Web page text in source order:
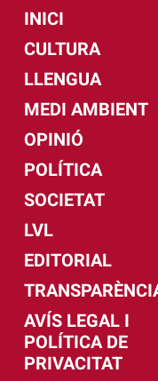
INICI
CULTURA
LLENGUA
MEDI AMBIENT
OPINIÓ
POLÍTICA
SOCIETAT
LVL
EDITORIAL
AVÍS LEGAL I
POLÍTICA DE
PRIVACITAT